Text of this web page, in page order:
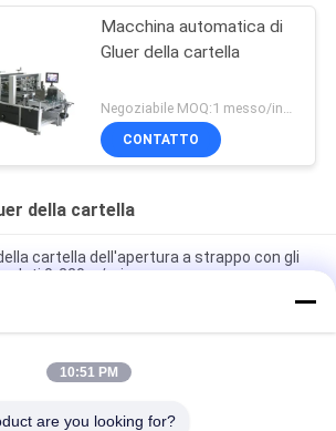
Macchina automatica di
Gluer della cartella
CONTATTO
della cartella
cartella dell'apertura a strappo con gli
0-220m/min
Gluer Machine F/cartella ondulata
di incollaggio automatico per cartelle di
10:51 PM
are you looking for?